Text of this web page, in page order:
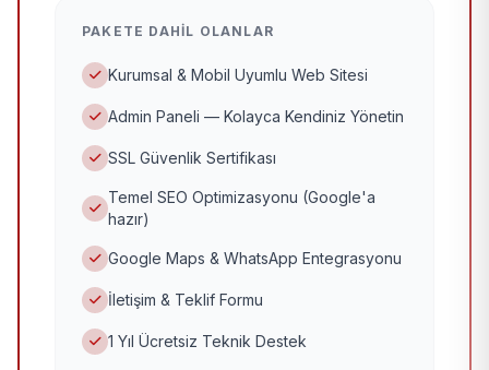
PAKETE DAHIL OLANLAR
Kurumsal & Mobil Uyumlu Web Sitesi
Admin Paneli — Kolayca Kendiniz Yönetin
SSL Güvenlik Sertifikası
Temel SEO Optimizasyonu (Google'a
hazır)
Google Maps & WhatsApp Entegrasyonu
İletişim & Teklif Formu
1 Yıl Ücretsiz Teknik Destek